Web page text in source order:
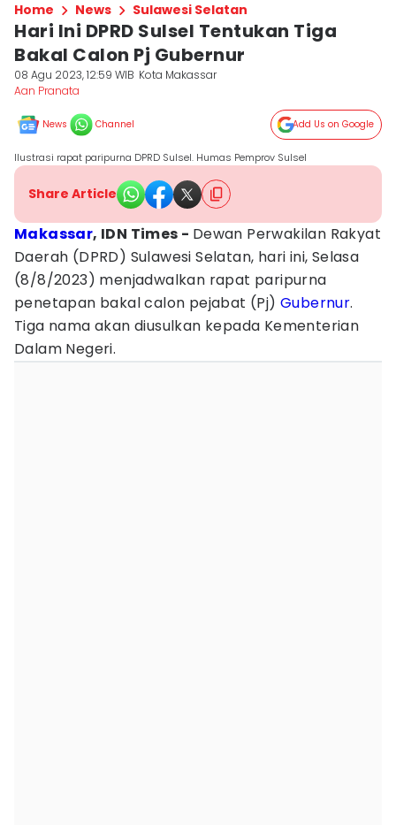
Home News Sulawesi Selatan
Hari Ini DPRD Sulsel Tentukan Tiga
Bakal Calon Pj Gubernur
08 Agu 2023, 12:59 WIB Kota Makassar
Aan Pranata
News Channel Add Us on Google
Ilustrasi rapat paripurna DPRD Sulsel. Humas Pemprov Sulsel
Share Article
Makassar, IDN Times - Dewan Perwakilan Rakyat
Daerah (DPRD) Sulawesi Selatan, hari ini, Selasa
(8/8/2023) menjadwalkan rapat paripurna
penetapan bakal calon pejabat (Pj) Gubernur.
Tiga nama akan diusulkan kepada Kementerian
Dalam Negeri.